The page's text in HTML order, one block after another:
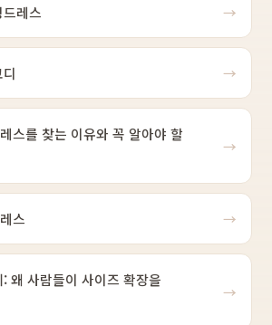
레스 →
→
스를 찾는 이유와 꼭 알아야 할
→
스 →
왜 사람들이 사이즈 확장을
→